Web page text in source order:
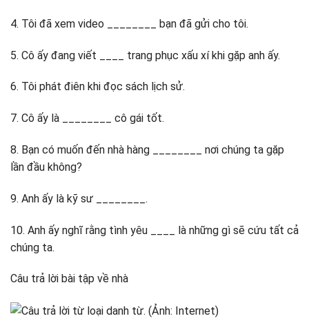
4. Tôi đã xem video ________ bạn đã gửi cho tôi.
5. Cô ấy đang viết ____ trang phục xấu xí khi gặp anh ấy.
6. Tôi phát điên khi đọc sách lịch sử.
7. Cô ấy là ________ cô gái tốt.
8. Bạn có muốn đến nhà hàng ________ nơi chúng ta gặp
lần đầu không?
9. Anh ấy là kỹ sư ________.
10. Anh ấy nghĩ rằng tình yêu ____ là những gì sẽ cứu tất cả
chúng ta.
Câu trả lời bài tập về nhà